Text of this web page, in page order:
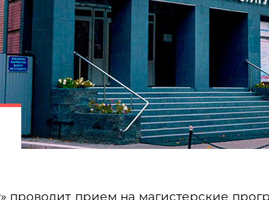
проводит прием на магистерские